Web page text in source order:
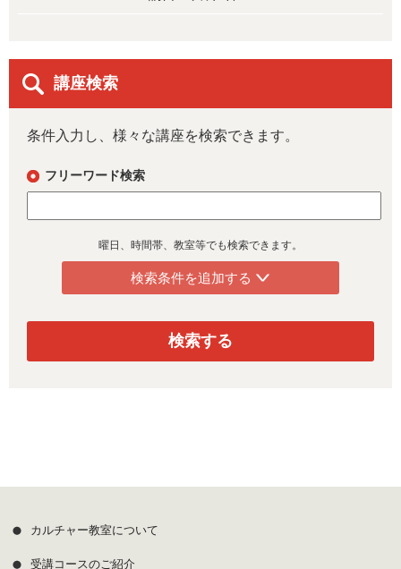
講座検索
条件入力し、様々な講座を検索できます。
フリーワード検索
曜日、時間帯、教室等でも検索できます。
検索条件を追加する
検索する
カルチャー教室について
受講コースのご紹介